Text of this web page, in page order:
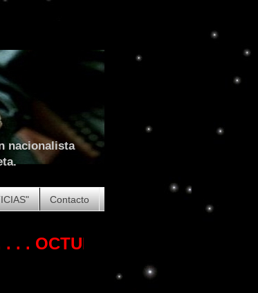
nacionalista
Contacto
DE 2023. COMIENZA